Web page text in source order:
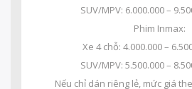
SUV/MPV: 6.000.000 –
Phim Inmax:
Xe 4 chỗ: 4.000.000 –
SUV/MPV: 5.500.000 –
Nếu chỉ dán riêng lẻ, mức giá